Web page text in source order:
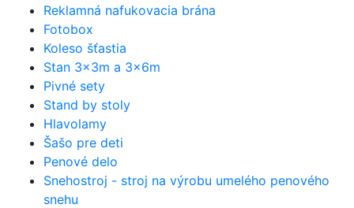
Reklamná nafukovacia brána
Fotobox
Koleso šťastia
Stan 3x3m a 3x6m
Pivné sety
Stand by stoly
Hlavolamy
Šašo pre deti
Penové delo
Snehostroj - stroj na výrobu umelého penového
snehu